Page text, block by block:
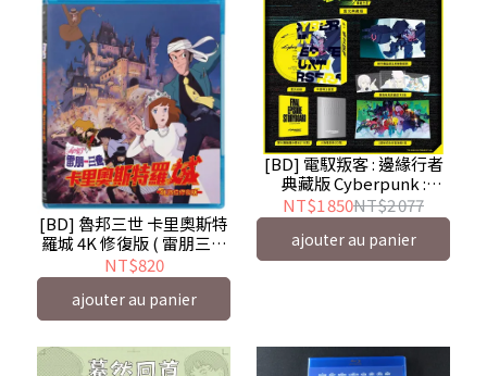
[BD] 魯邦三世 卡里奧斯特
羅城 4K 修復版 ( 雷朋三世
) Lupin III: The Castle of
Cagliostro - 預計7/9發行
NT$820
ajouter au panier
[BD] 電馭叛客 : 邊緣行者
典藏版 Cyberpunk :
Edgerunners ( 采昌 )
NT$1 850NT$2 077
ajouter au panier